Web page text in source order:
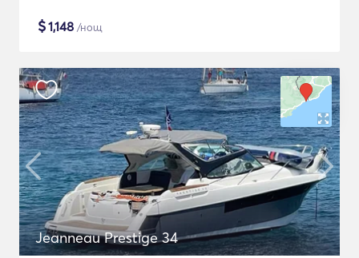
$1,148 /нощ
Jeanneau Prestige 34